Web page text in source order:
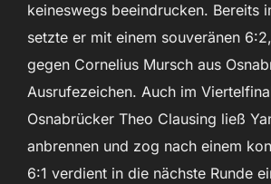
keineswegs beeindrucken. Bereits
setzte er mit einem souveränen
gegen Cornelius Mursch aus
Ausrufezeichen. Auch im
Osnabrücker Theo Clausing ließ
anbrennen und zog nach einem
6:1 verdient in die nächste Runde